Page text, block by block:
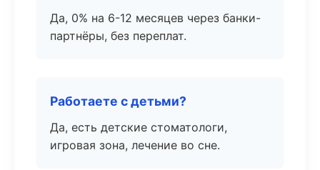
Да, 0% на 6-12 месяцев через банки-
партнёры, без переплат.
Работаете с детьми?
Да, есть детские стоматологи,
игровая зона, лечение во сне.